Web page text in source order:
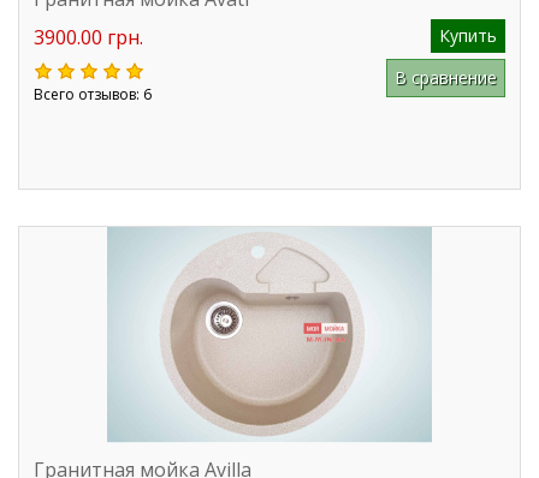
3900.00 грн.
Купить
Всего отзывов: 6
В сравнение
Гранитная мойка Avilla